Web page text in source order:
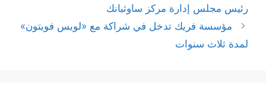
رئيس مجلس إدارة مركز ساوثبانك
مؤسسة فريك تدخل في شراكة مع «لويس فويتون»
لمدة ثلاث سنوات